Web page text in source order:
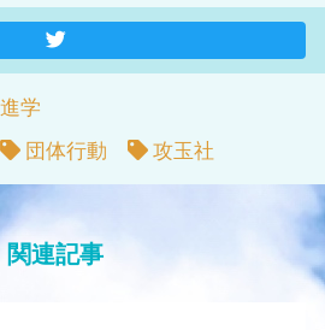
学
団体行動 攻玉社
関連記事